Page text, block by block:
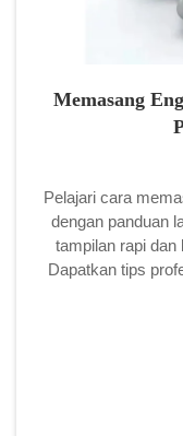
Memasang
Pelajari cara
dengan panduan
tampilan rapi dan
Dapatkan tips